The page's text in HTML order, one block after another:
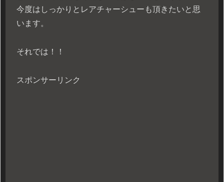
今度はしっかりとレアチャーシューも頂きたいと思
います。
それでは！！
スポンサーリンク